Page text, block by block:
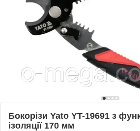
Бокорізи Yato YT-19691 з
ізоляції 170 мм